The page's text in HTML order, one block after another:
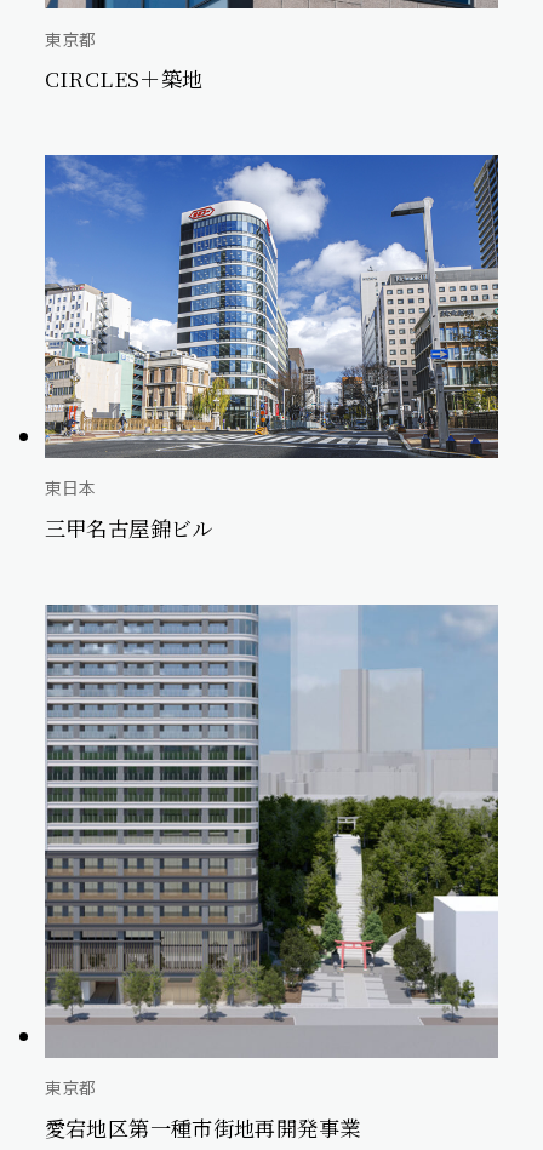
東京都
CIRCLES＋築地
東日本
三甲名古屋錦ビル
東京都
愛宕地区第一種市街地再開発事業